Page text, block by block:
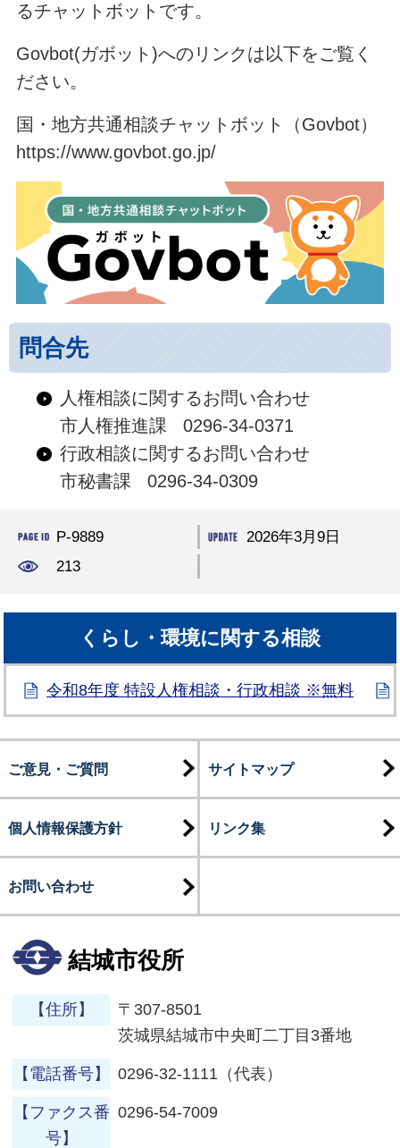
るチャットボットです。
Govbot(ガボット)へのリンクは以下をご覧く
ださい。
国・地方共通相談チャットボット（Govbot）
https://www.govbot.go.jp/
問合先
人権相談に関するお問い合わせ
市人権推進課 0296-34-0371
行政相談に関するお問い合わせ
市秘書課 0296-34-0309
P-9889
2026年3月9日
213
くらし・環境に関する相談
令和8年度 特設人権相談・行政相談 ※無料
ご意見・ご質問 サイトマップ
個人情報保護方針 リンク集
お問い合わせ
結城市役所
【住所】
〒307-8501
茨城県結城市中央町二丁目3番地
【電話番号】 0296-32-1111（代表）
【ファクス番
号】
0296-54-7009